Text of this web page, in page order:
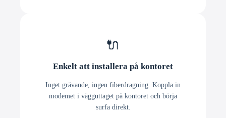
🔌
Enkelt att installera på kontoret
Inget grävande, ingen fiberdragning. Koppla in
modemet i vägguttaget på kontoret och börja
surfa direkt.